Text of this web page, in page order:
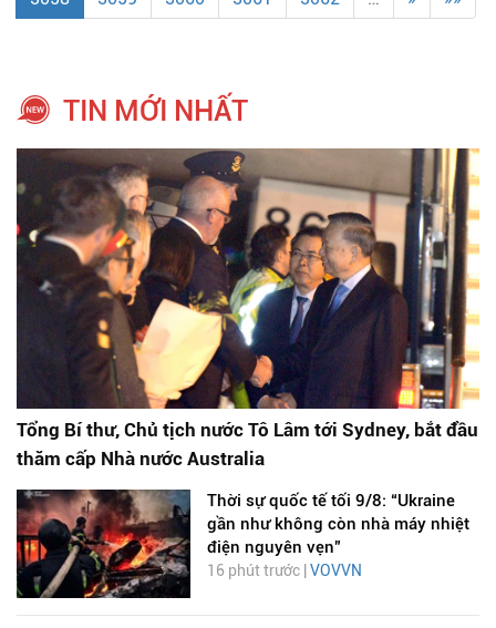
TIN MỚI NHẤT
Tổng Bí thư, Chủ tịch nước Tô Lâm tới Sydney, bắt đầu
thăm cấp Nhà nước Australia
Thời sự quốc tế tối 9/8: “Ukraine
gần như không còn nhà máy nhiệt
điện nguyên vẹn”
16 phút trước | VOVVN